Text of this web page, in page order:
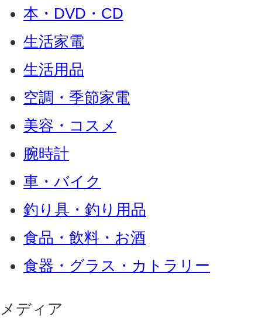
本・DVD・CD
生活家電
生活用品
空調・季節家電
美容・コスメ
腕時計
車・バイク
釣り具・釣り用品
食品・飲料・お酒
食器・グラス・カトラリー
メディア